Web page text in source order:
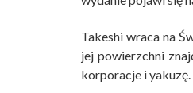
Takeshi wraca na
jej powierzchni
korporacje i yakuzę.